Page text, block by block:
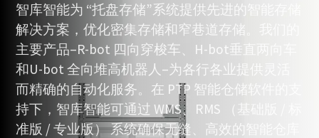
智库智能为 “托盘存储”系统提供先进的智能存储
解决方案，优化密集存储和窄巷道存储。我们的
主要产品–R-bot 四向穿梭车、H-bot垂直两向车
和U-bot 全向堆高机器人–为各行各业提供灵活
而精确的自动化服务。在 PTP 智能仓储软件的支
持下，智库智能可通过 WMS、 RMS （基础版 / 标
准版 / 专业版）系统确保无缝、高效的智能仓库